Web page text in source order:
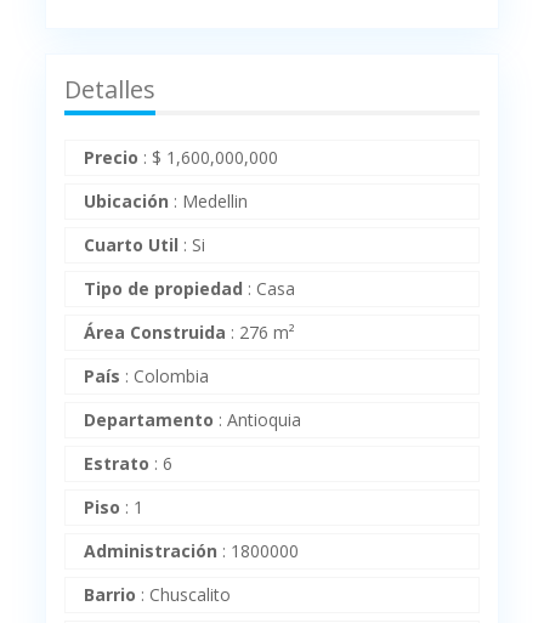
Detalles
Precio : $ 1,600,000,000
Ubicación : Medellin
Cuarto Util : Si
Tipo de propiedad : Casa
Área Construida : 276 m²
País : Colombia
Departamento :Antioquia
Estrato :6
Piso : 1
Administración : 1800000
Barrio : Chuscalito